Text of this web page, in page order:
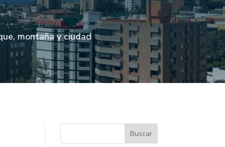
montaña y ciudad
Buscar